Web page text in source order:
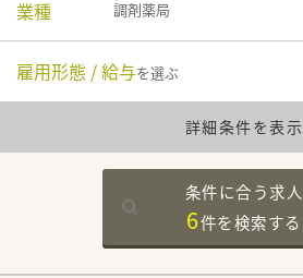
業種 調剤薬局
雇用形態 / 給与を選ぶ
詳細条件を表示
条件に合う求人
6件を検索する